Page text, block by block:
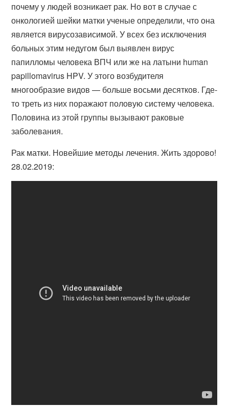
почему у людей возникает рак. Но вот в случае с
онкологией шейки матки ученые определили, что она
является вирусозависимой. У всех без исключения
больных этим недугом был выявлен вирус
папилломы человека ВПЧ или же на латыни human
papillomavirus HPV. У этого возбудителя
многообразие видов — больше восьми десятков. Где-
то треть из них поражают половую систему человека.
Половина из этой группы вызывают раковые
заболевания.
Рак матки. Новейшие методы лечения. Жить здорово!
28.02.2019: